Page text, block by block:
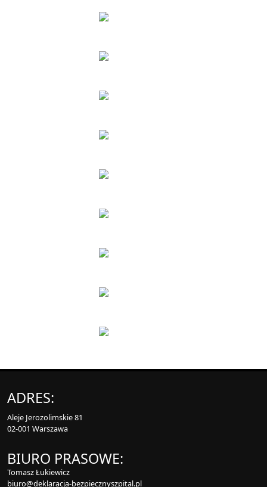
ADRES:
Aleje Jerozolimskie 81
02-001 Warszawa
BIURO PRASOWE:
Tomasz Łukiewicz
biuro@deklaracja-bezpiecznyszpital.pl